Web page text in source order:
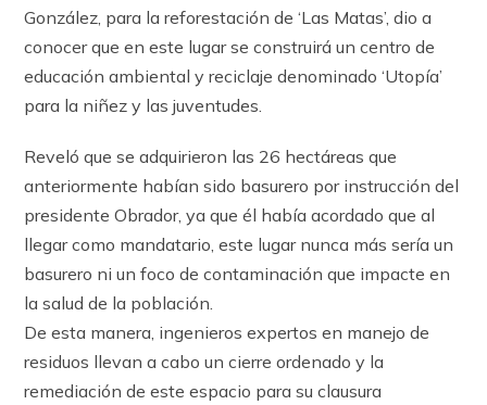
González, para la reforestación de ‘Las Matas’, dio a
conocer que en este lugar se construirá un centro de
educación ambiental y reciclaje denominado ‘Utopía’
para la niñez y las juventudes.
Reveló que se adquirieron las 26 hectáreas que
anteriormente habían sido basurero por instrucción del
presidente Obrador, ya que él había acordado que al
llegar como mandatario, este lugar nunca más sería un
basurero ni un foco de contaminación que impacte en
la salud de la población.
De esta manera, ingenieros expertos en manejo de
residuos llevan a cabo un cierre ordenado y la
remediación de este espacio para su clausura